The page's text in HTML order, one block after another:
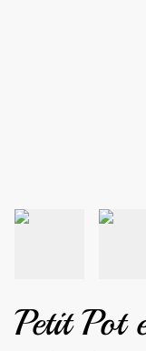
Petit Pot